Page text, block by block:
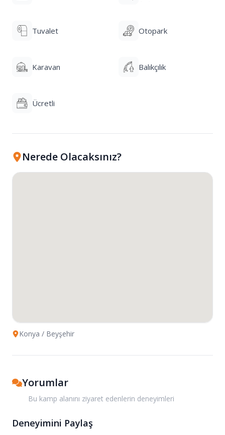
Tuvalet Otopark
Karavan Balıkçılık
Ücretli
Nerede Olacaksınız?
Konya / Beyşehir
Yorumlar
Bu kamp alanını ziyaret edenlerin deneyimleri
Deneyimini Paylaş